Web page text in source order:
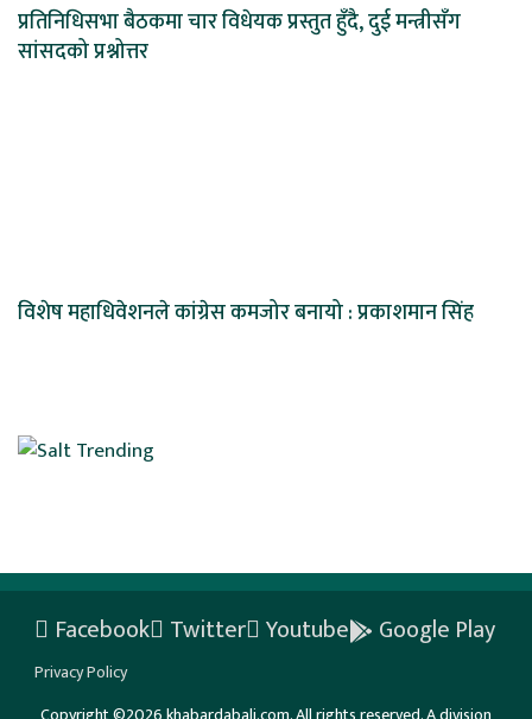
प्रतिनिधिसभा बैठकमा चार विधेयक प्रस्तुत हुँदै, दुई मन्त्रीसँग
सांसदको प्रश्नोत्तर
विशेष महाधिवेशनले कांग्रेस कमजोर बनायो : प्रकाशमान सिंह
Facebook Twitter Youtube Google Play
Privacy Policy